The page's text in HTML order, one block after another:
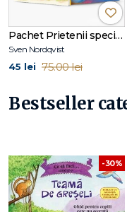
Beneficii de lectură –
poveste:
învățarea prin joacă.
Sven Nordqvist (n.
Pachet Prietenii speciale
Sven Nordqvist
45 lei 75.00 lei
Bestseller
-30%